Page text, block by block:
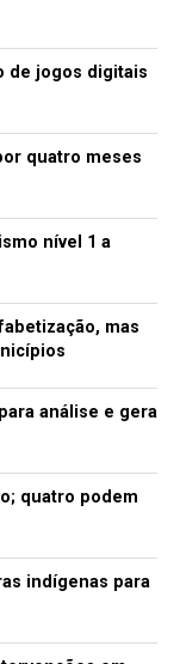
os dias. Há
que eu
e arranjado
filme) perdem
eu não me
estou bem.
aconteceu no
Nossa
isso hoje em
28
de jogos digitais
quatro meses
nível 1 a
mas
análise e gera
quatro podem
indígenas para